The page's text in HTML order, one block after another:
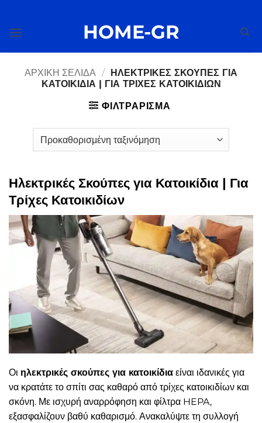
περιεχόμενο
HOME-GR
ΑΡΧΙΚΉ ΣΕΛΊΔΑ / ΗΛΕΚΤΡΙΚΈΣ ΣΚΟΎΠΕΣ ΓΙΑ
ΚΑΤΟΙΚΊΔΙΑ | ΓΙΑ ΤΡΊΧΕΣ ΚΑΤΟΙΚΙΔΊΩΝ
ΦΙΛΤΡΆΡΙΣΜΑ
Ηλεκτρικές Σκούπες για Κατοικίδια | Για
Τρίχες Κατοικιδίων
Οι ηλεκτρικές σκούπες για κατοικίδια είναι ιδανικές για
να κρατάτε το σπίτι σας καθαρό από τρίχες κατοικιδίων και
σκόνη. Με ισχυρή αναρρόφηση και φίλτρα HEPA,
εξασφαλίζουν βαθύ καθαρισμό. Ανακαλύψτε τη συλλογή